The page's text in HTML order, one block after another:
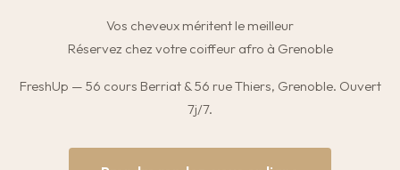
Vos cheveux méritent le meilleur
Réservez chez votre coiffeur afro à Grenoble
FreshUp — 56 cours Berriat & 56 rue Thiers, Grenoble. Ouvert
7j/7.